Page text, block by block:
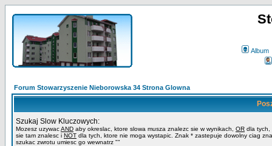
Album
Forum Stowarzyszenie Nieborowska 34 Strona Glowna
Szukaj Slow Kluczowych:
Mozesz uzywacAND aby okreslac, ktore slowa musza znalezc sie w wynikach, OR dla tych,
sie tam znalesc i NOT dla tych, ktore nie moga wystapic. Znak * zastepuje dowolny ciag
szukac zwrotu umiesc go wewnatrz ""